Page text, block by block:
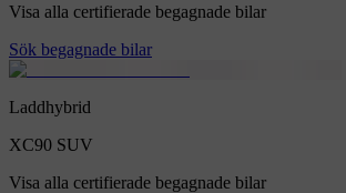
Visa alla certifierade begagnade bilar
Sök begagnade bilar
Laddhybrid
XC90 SUV
Visa alla certifierade begagnade bilar